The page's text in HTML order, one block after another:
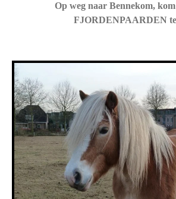
Op weg naar Bennekom,
FJORDENPAARDEN